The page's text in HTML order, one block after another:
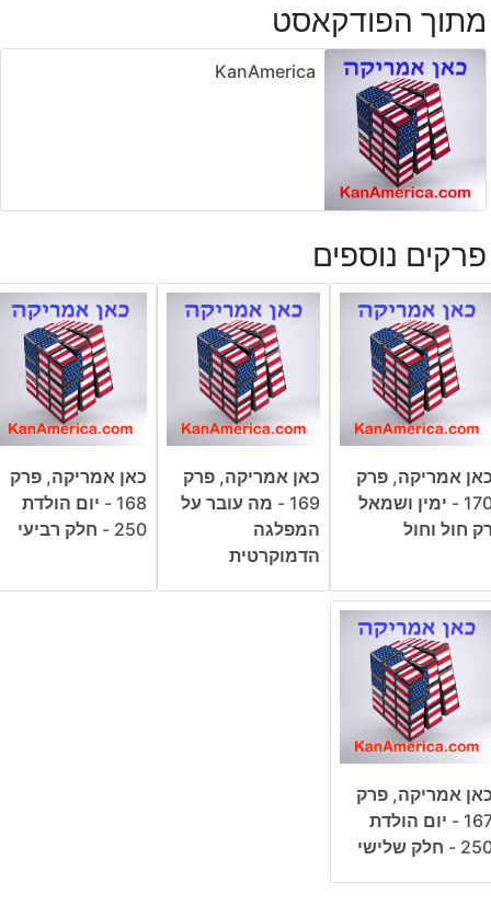
מתוך הפודקאסט
KanAmerica
פרקים נוספים
אמריקה, פרק
170 - ימין ושמאל
חול וחול
כאן אמריקה, פרק
169 - מה עובר על
המפלגה
הדמוקרטית
כאן אמריקה, פרק
168 - יום הולדת
250 - חלק רביעי
אמריקה, פרק
167 - יום הולדת
- חלק שלישי